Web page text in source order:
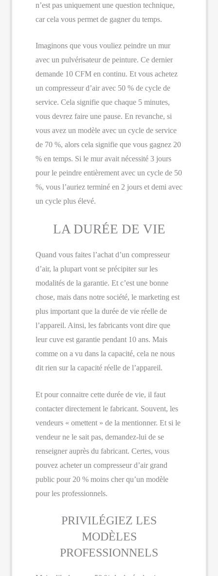
n’est pas uniquement une question technique,
car cela vous permet de gagner du temps.
Imaginons que vous vouliez peindre un mur
avec un pulvérisateur de peinture. Ce dernier
demande 10 CFM en continu. Et vous achetez
un compresseur d’air avec 50 % de cycle de
service. Cela signifie que chaque 5 minutes,
vous devrez faire une pause. En revanche, si
vous avez un modèle avec un cycle de service
de 70 %, alors cela signifie que vous gagnez 20
% en temps. Si le mur avait nécessité 3 jours
pour le peindre entièrement avec un cycle de 50
%, vous l’auriez terminé en 2 jours et demi avec
un cycle plus élevé.
LA DURÉE DE VIE
Quand vous faites l’achat d’un compresseur
d’air, la plupart vont se précipiter sur les
modalités de la garantie. Et c’est une bonne
chose, mais dans notre société, le marketing est
plus important que la durée de vie réelle de
l’appareil. Ainsi, les fabricants vont dire que
leur cuve est garantie pendant 10 ans. Mais
comme on a vu dans la capacité, cela ne nous
dit rien sur la capacité réelle de l’appareil.
Et pour connaitre cette durée de vie, il faut
contacter directement le fabricant. Souvent, les
vendeurs « omettent » de la mentionner. Et si le
vendeur ne le sait pas, demandez-lui de se
renseigner auprès du fabricant. Certes, vous
pouvez acheter un compresseur d’air grand
public pour 20 % moins cher qu’un modèle
pour les professionnels.
PRIVILÉGIEZ LES
MODÈLES
PROFESSIONNELS